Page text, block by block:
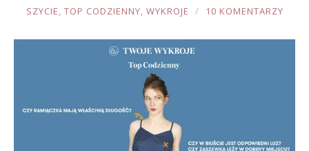
JOULE
SZYCIE, TOP CODZIENNY, WYKROJE 10 KOMENTARZY